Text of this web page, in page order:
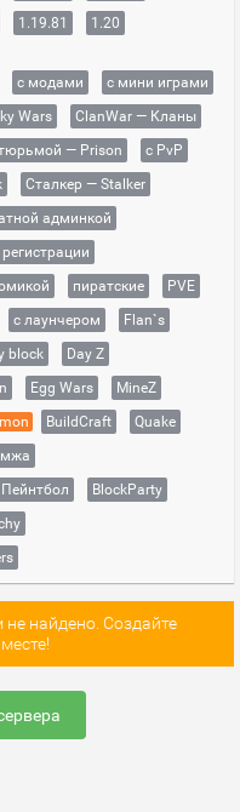
1.19.81 1.20
с модами
с мини играми
Wars
ClanWar — Кланы
— Prison
с PvP
Сталкер — Stalker
админкой
регистрации
пиратские
PVE
с лаунчером
Flan`s
block
Day Z
Egg Wars
MineZ
BuildCraft
Quake
BlockParty
найдено. Создайте